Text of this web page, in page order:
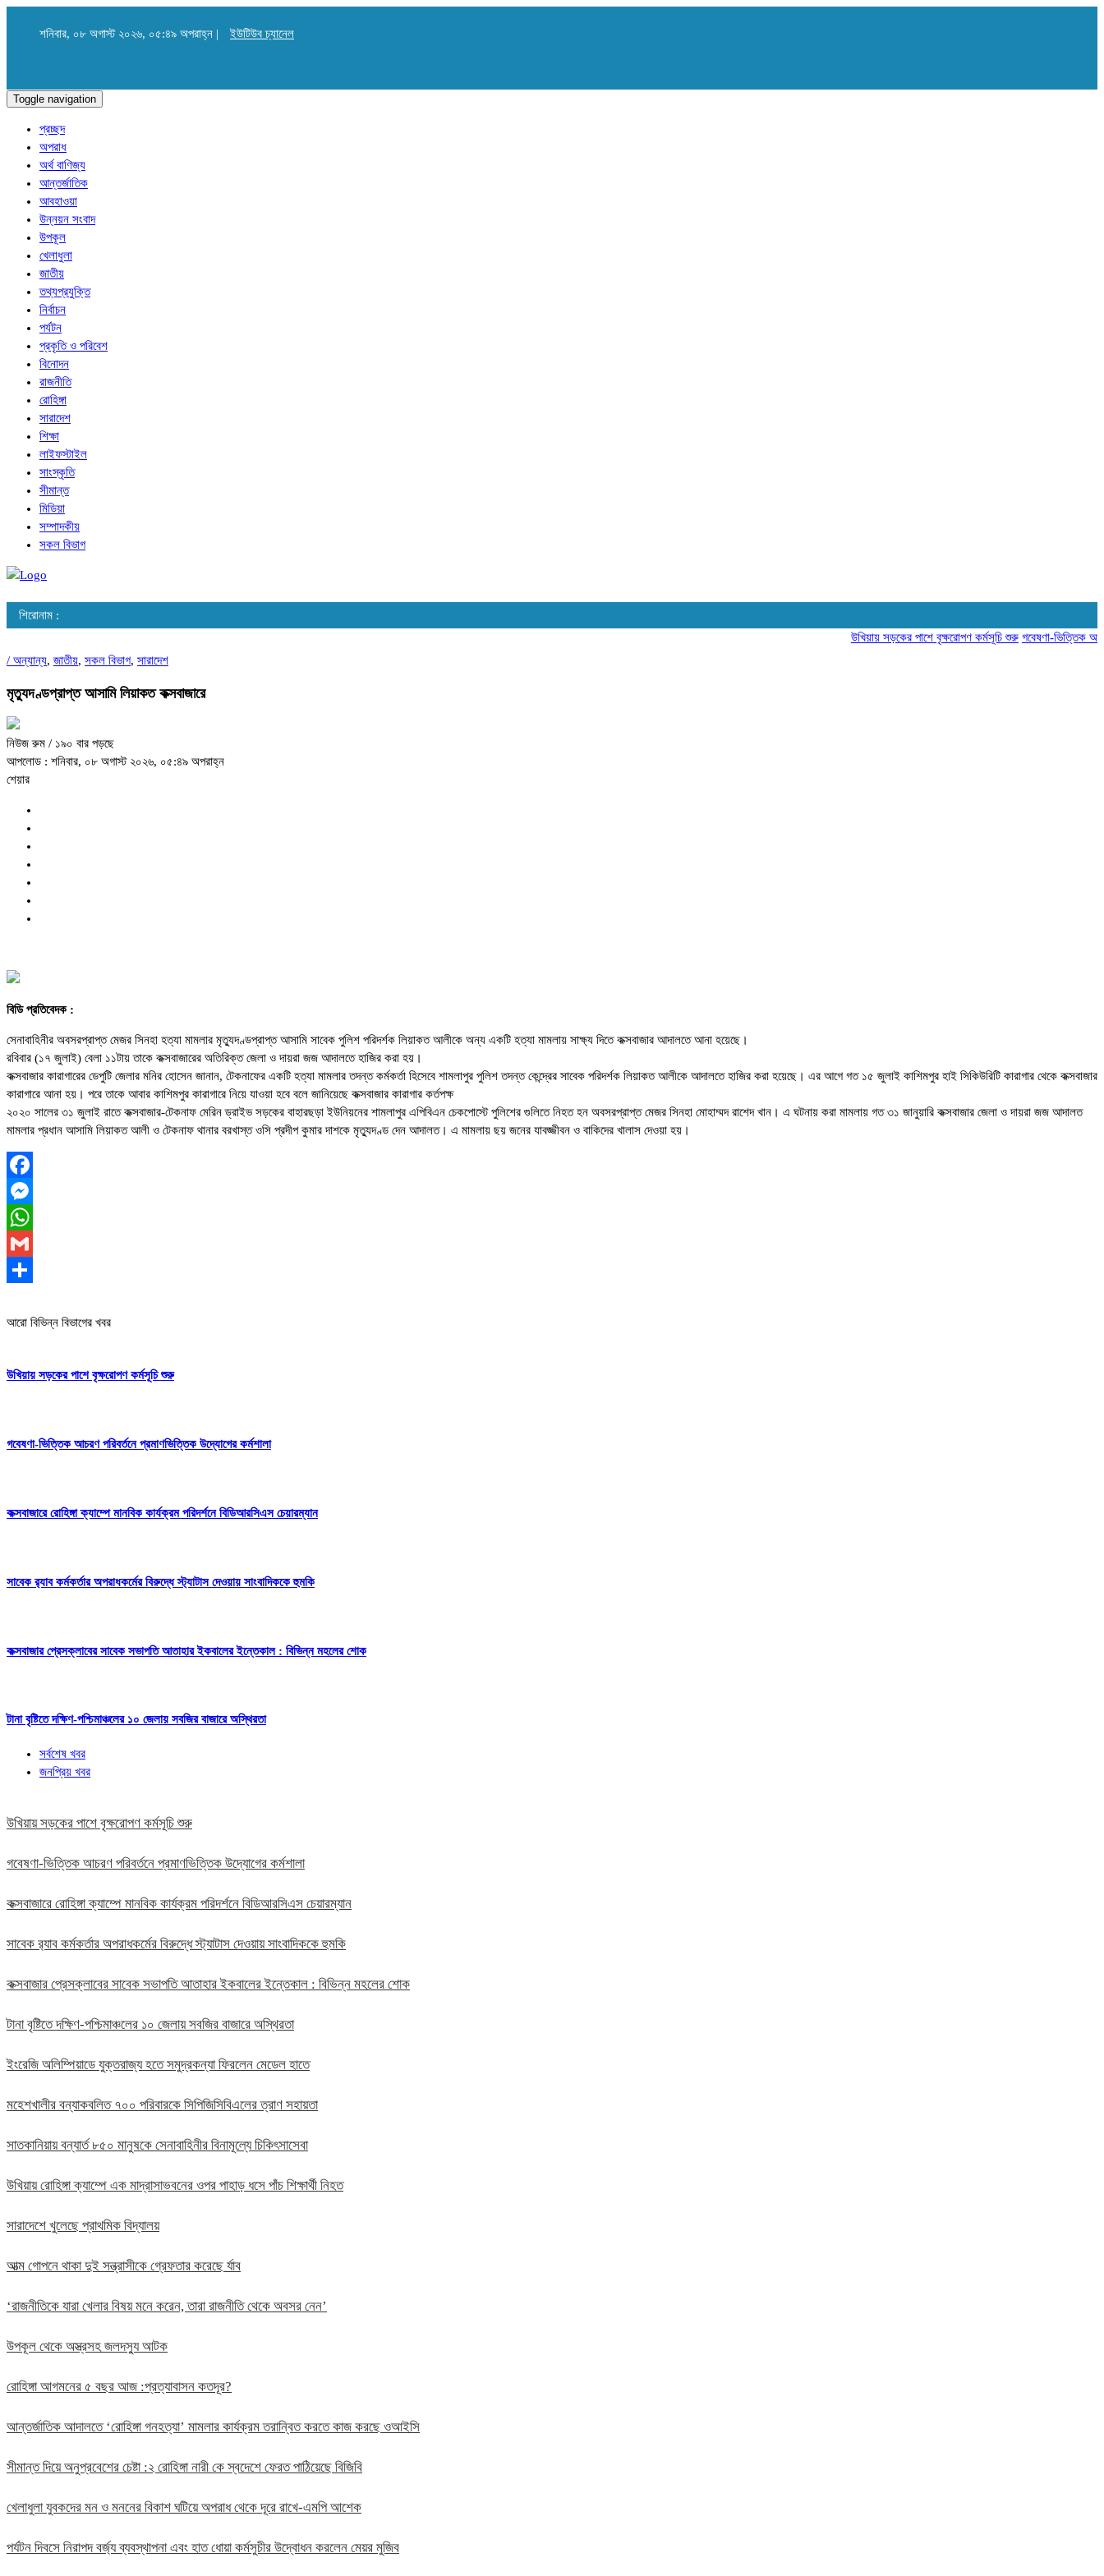
শনিবার, ০৮ অগাস্ট ২০২৬, ০৫:৪৯ অপরাহ্ন | ইউটিউব চ্যানেল
Toggle navigation
প্রচ্ছদ
অপরাধ
অর্থ বাণিজ্য
আন্তর্জাতিক
আবহাওয়া
উন্নয়ন সংবাদ
উপকূল
খেলাধুলা
জাতীয়
তথ্যপ্রযুক্তি
নির্বাচন
পর্যটন
প্রকৃতি ও পরিবেশ
বিনোদন
রাজনীতি
রোহিঙ্গা
সারাদেশ
শিক্ষা
লাইফস্টাইল
সাংস্কৃতি
সীমান্ত
মিডিয়া
সম্পাদকীয়
সকল বিভাগ
শিরোনাম :
উখিয়ায় সড়কের পাশে বৃক্ষরোপণ কর্মসূচি শুরু গবেষণা-ভিত্তিক আচরণ
/ অন্যান্য, জাতীয়, সকল বিভাগ, সারাদেশ
মৃত্যুদণ্ডপ্রাপ্ত আসামি লিয়াকত কক্সবাজারে
নিউজ রুম / ১৯০ বার পড়ছে
আপলোড : শনিবার, ০৮ অগাস্ট ২০২৬, ০৫:৪৯ অপরাহ্ন
শেয়ার
বিডি প্রতিবেদক :
সেনাবাহিনীর অবসরপ্রাপ্ত মেজর সিনহা হত্যা মামলার মৃত্যুদণ্ডপ্রাপ্ত আসামি সাবেক পুলিশ পরিদর্শক লিয়াকত আলীকে অন্য একটি হত্যা মামলায় সাক্ষ্য দিতে কক্সবাজার আদালতে আনা হয়েছে।
রবিবার (১৭ জুলাই) বেলা ১১টায় তাকে কক্সবাজারের অতিরিক্ত জেলা ও দায়রা জজ আদালতে হাজির করা হয়।
কক্সবাজার কারাগারের ডেপুটি জেলার মনির হোসেন জানান, টেকনাফের একটি হত্যা মামলার তদন্ত কর্মকর্তা হিসেবে শামলাপুর পুলিশ তদন্ত কেন্দ্রের সাবেক পরিদর্শক লিয়াকত আলীকে আদালতে হাজির করা হয়েছে। এর আগে গত ১৫ জুলাই কাশিমপুর হাই সিকিউরিটি কারাগার থেকে কক্সবাজার
কারাগারে আনা হয়। পরে তাকে আবার কাশিমপুর কারাগারে নিয়ে যাওয়া হবে বলে জানিয়েছে কক্সবাজার কারাগার কর্তপক্ষ
২০২০ সালের ৩১ জুলাই রাতে কক্সবাজার-টেকনাফ মেরিন ড্রাইভ সড়কের বাহারছড়া ইউনিয়নের শামলাপুর এপিবিএন চেকপোস্টে পুলিশের গুলিতে নিহত হন অবসরপ্রাপ্ত মেজর সিনহা মোহাম্মদ রাশেদ খান। এ ঘটনায় করা মামলায় গত ৩১ জানুয়ারি কক্সবাজার জেলা ও দায়রা জজ আদালত
মামলার প্রধান আসামি লিয়াকত আলী ও টেকনাফ থানার বরখাস্ত ওসি প্রদীপ কুমার দাশকে মৃত্যুদণ্ড দেন আদালত। এ মামলায় ছয় জনের যাবজ্জীবন ও বাকিদের খালাস দেওয়া হয়।
Facebook
Messenger
WhatsApp
Gmail
আরো বিভিন্ন বিভাগের খবর
উখিয়ায় সড়কের পাশে বৃক্ষরোপণ কর্মসূচি শুরু
গবেষণা-ভিত্তিক আচরণ পরিবর্তনে প্রমাণভিত্তিক উদ্যোগের কর্মশালা
কক্সবাজারে রোহিঙ্গা ক্যাম্পে মানবিক কার্যক্রম পরিদর্শনে বিডিআরসিএস চেয়ারম্যান
সাবেক র‍্যাব কর্মকর্তার অপরাধকর্মের বিরুদ্ধে স্ট্যাটাস দেওয়ায় সাংবাদিককে হুমকি
কক্সবাজার প্রেসক্লাবের সাবেক সভাপতি আতাহার ইকবালের ইন্তেকাল : বিভিন্ন মহলের শোক
টানা বৃষ্টিতে দক্ষিণ-পশ্চিমাঞ্চলের ১০ জেলায় সবজির বাজারে অস্থিরতা
সর্বশেষ খবর
জনপ্রিয় খবর
উখিয়ায় সড়কের পাশে বৃক্ষরোপণ কর্মসূচি শুরু
গবেষণা-ভিত্তিক আচরণ পরিবর্তনে প্রমাণভিত্তিক উদ্যোগের কর্মশালা
কক্সবাজারে রোহিঙ্গা ক্যাম্পে মানবিক কার্যক্রম পরিদর্শনে বিডিআরসিএস চেয়ারম্যান
সাবেক র‍্যাব কর্মকর্তার অপরাধকর্মের বিরুদ্ধে স্ট্যাটাস দেওয়ায় সাংবাদিককে হুমকি
কক্সবাজার প্রেসক্লাবের সাবেক সভাপতি আতাহার ইকবালের ইন্তেকাল : বিভিন্ন মহলের শোক
টানা বৃষ্টিতে দক্ষিণ-পশ্চিমাঞ্চলের ১০ জেলায় সবজির বাজারে অস্থিরতা
ইংরেজি অলিম্পিয়াডে যুক্তরাজ্য হতে সমুদ্রকন্যা ফিরলেন মেডেল হাতে
মহেশখালীর বন্যাকবলিত ৭০০ পরিবারকে সিপিজিসিবিএলের ত্রাণ সহায়তা
সাতকানিয়ায় বন্যার্ত ৮৫০ মানুষকে সেনাবাহিনীর বিনামূল্যে চিকিৎসাসেবা
উখিয়ায় রোহিঙ্গা ক্যাম্পে এক মাদ্রাসাভবনের ওপর পাহাড় ধসে পাঁচ শিক্ষার্থী নিহত
সারাদেশে খুলেছে প্রাথমিক বিদ্যালয়
আত্ম গোপনে থাকা দুই সন্ত্রাসীকে গ্রেফতার করেছে র্যাব
‘রাজনীতিকে যারা খেলার বিষয় মনে করেন, তারা রাজনীতি থেকে অবসর নেন’
উপকূল থেকে অস্ত্রসহ জলদস্যু আটক
রোহিঙ্গা আগমনের ৫ বছর আজ :প্রত্যাবাসন কতদূর?
আন্তর্জাতিক আদালতে ‘রোহিঙ্গা গনহত্যা’ মামলার কার্যক্রম তরান্বিত করতে কাজ করছে ওআইসি
সীমান্ত দিয়ে অনুপ্রবেশের চেষ্টা :২ রোহিঙ্গা নারী কে স্বদেশে ফেরত পাঠিয়েছে বিজিবি
খেলাধুলা যুবকদের মন ও মননের বিকাশ ঘটিয়ে অপরাধ থেকে দূরে রাখে-এমপি আশেক
পর্যটন দিবসে নিরাপদ বর্জ্য ব্যবস্থাপনা এবং হাত ধোয়া কর্মসুচীর উদ্বোধন করলেন মেয়র মুজিব